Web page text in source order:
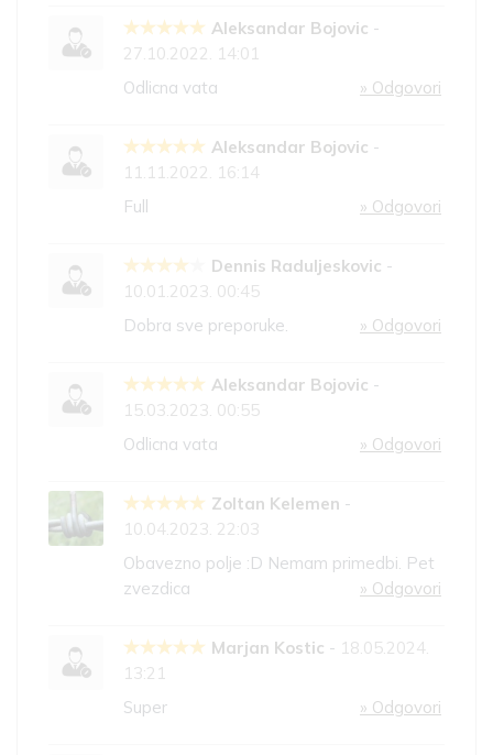
Aleksandar Bojovic -
27.10.2022. 14:01
Odlicna vata
» Odgovori
Aleksandar Bojovic -
11.11.2022. 16:14
Full
» Odgovori
Dennis Raduljeskovic -
10.01.2023. 00:45
Dobra sve preporuke.
» Odgovori
Aleksandar Bojovic -
15.03.2023. 00:55
Odlicna vata
» Odgovori
Zoltan Kelemen -
10.04.2023. 22:03
Obavezno polje :D Nemam primedbi. Pet
zvezdica
» Odgovori
Marjan Kostic - 18.05.2024.
13:21
Super
» Odgovori